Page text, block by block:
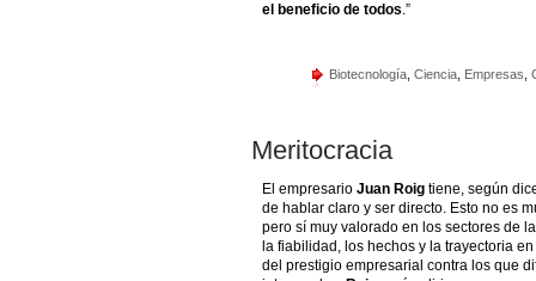
el beneficio de todos.”
Biotecnología Ciencia Empresas
Meritocracia
El empresario Juan Roig tiene, según
de hablar claro y ser directo. Esto no es
pero sí muy valorado en los sectores de
la fiabilidad, los hechos y la trayectoria
del prestigio empresarial contra los que